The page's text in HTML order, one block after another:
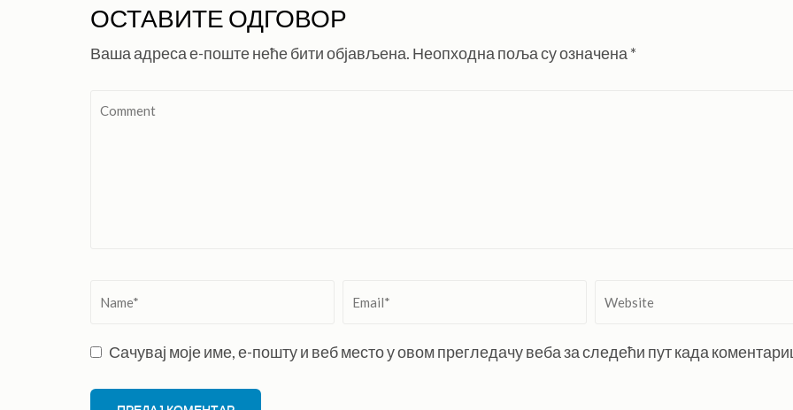
ОСТАВИТЕ ОДГОВОР
Ваша адреса е-поште неће бити објављена. Неопходна поља су означена *
Comment
Сачувај моје име, е-пошту и веб место у овом прегледачу веба за следећи пут када